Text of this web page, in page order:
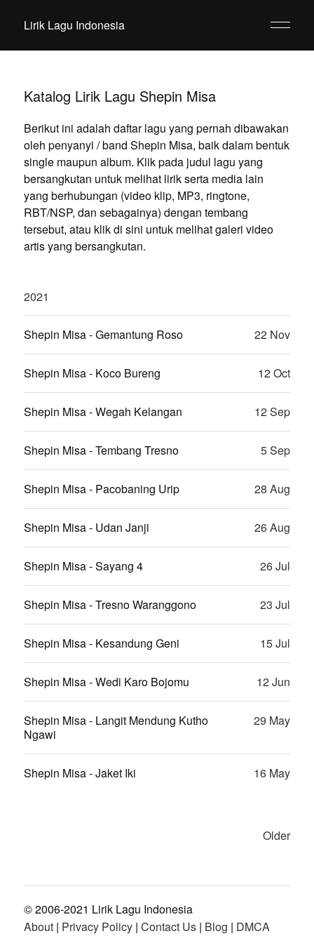
Lirik Lagu Indonesia
Katalog Lirik Lagu Shepin Misa
Berikut ini adalah daftar lagu yang pernah dibawakan
oleh penyanyi / band Shepin Misa, baik dalam bentuk
single maupun album. Klik pada judul lagu yang
bersangkutan untuk melihat lirik serta media lain
yang berhubungan (video klip, MP3, ringtone,
RBT/NSP, dan sebagainya) dengan tembang
tersebut, atau klik di sini untuk melihat galeri video
artis yang bersangkutan.
2021
Shepin Misa - Gemantung Roso 22 Nov
Shepin Misa - Koco Bureng 12 Oct
Shepin Misa - Wegah Kelangan 12 Sep
Shepin Misa - Tembang Tresno 5 Sep
Shepin Misa - Pacobaning Urip 28 Aug
Shepin Misa - Udan Janji 26 Aug
Shepin Misa - Sayang 4 26 Jul
Shepin Misa - Tresno Waranggono 23 Jul
Shepin Misa - Kesandung Geni 15 Jul
Shepin Misa - Wedi Karo Bojomu 12 Jun
Shepin Misa - Langit Mendung Kutho
Ngawi
29 May
Shepin Misa - Jaket Iki 16 May
Older
© 2006-2021 Lirik Lagu Indonesia
About| Privacy Policy| Contact Us| Blog | DMCA